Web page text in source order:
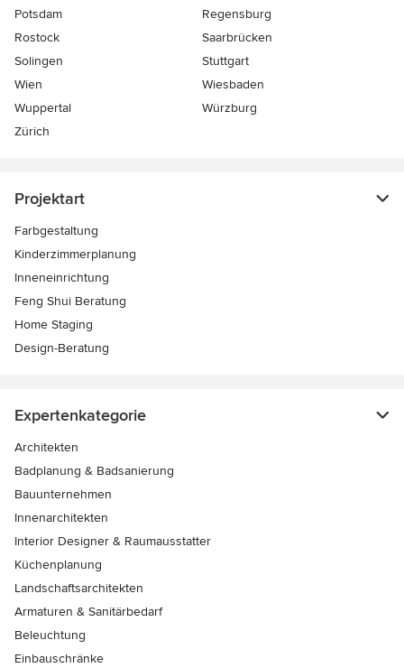
Potsdam
Regensburg
Rostock
Saarbrücken
Solingen
Stuttgart
Wien
Wiesbaden
Wuppertal
Würzburg
Zürich
Projektart
Farbgestaltung
Kinderzimmerplanung
Inneneinrichtung
Feng Shui Beratung
Home Staging
Design-Beratung
Expertenkategorie
Architekten
Badplanung & Badsanierung
Bauunternehmen
Innenarchitekten
Interior Designer & Raumausstatter
Küchenplanung
Landschaftsarchitekten
Armaturen & Sanitärbedarf
Beleuchtung
Einbauschränke